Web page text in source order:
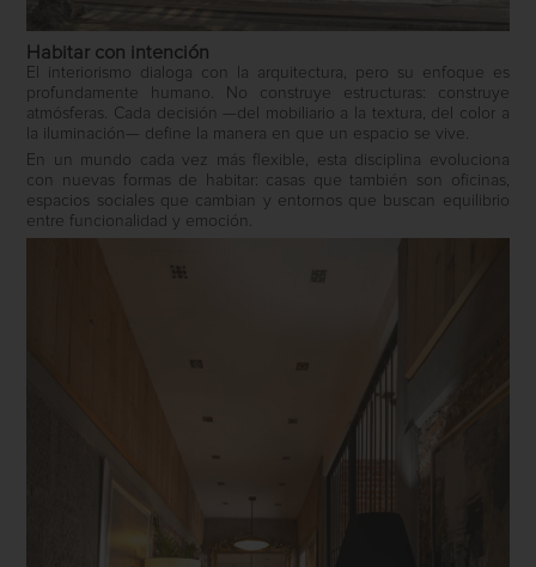
Habitar con intención
El interiorismo dialoga con la arquitectura, pero su enfoque es
profundamente humano. No construye estructuras: construye
atmósferas. Cada decisión —del mobiliario a la textura, del color a
la iluminación— define la manera en que un espacio se vive.
En un mundo cada vez más flexible, esta disciplina evoluciona
con nuevas formas de habitar: casas que también son oficinas,
espacios sociales que cambian y entornos que buscan equilibrio
entre funcionalidad y emoción.